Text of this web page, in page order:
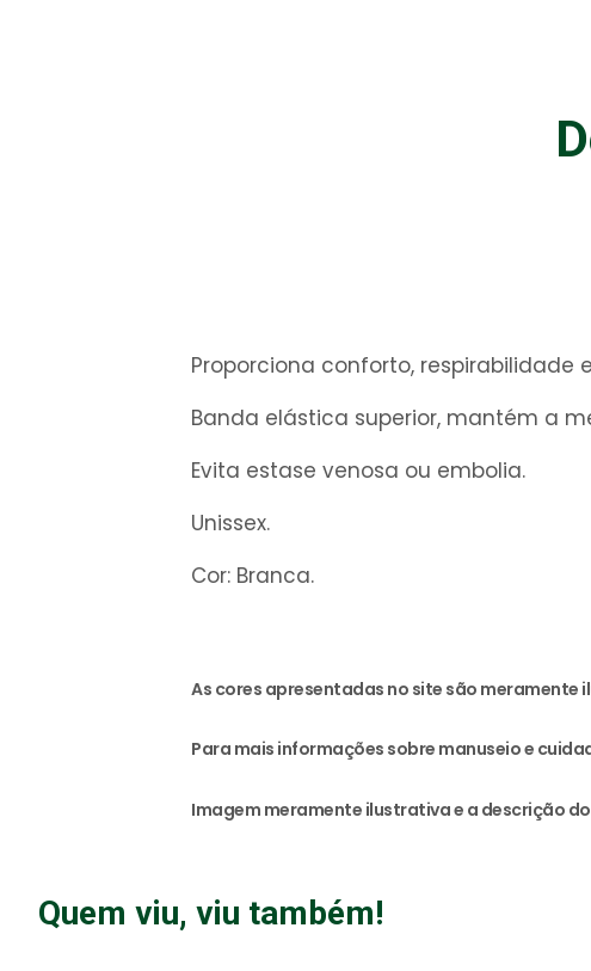
Proporciona conforto,
Banda elástica superior, mantém a
Evita estase venosa ou embolia.
Unissex.
Cor: Branca.
As cores apresentadas no site são
Para mais informações sobre manuseio e
Imagem meramente ilustrativa e a descrição
Quem viu, viu também!